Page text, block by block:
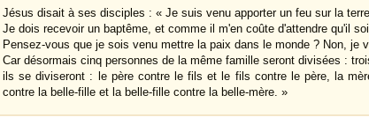
Jésus disait à ses disciples : « Je suis venu apporter un feu sur la
Je dois recevoir un baptême, et comme il m'en coûte d'attendre qu'il
Pensez-vous que je sois venu mettre la paix dans le monde ? Non, je
Car désormais cinq personnes de la même famille seront divisées :
ils se diviseront : le père contre le fils et le fils contre le père, la
contre la belle-fille et la belle-fille contre la belle-mère. »